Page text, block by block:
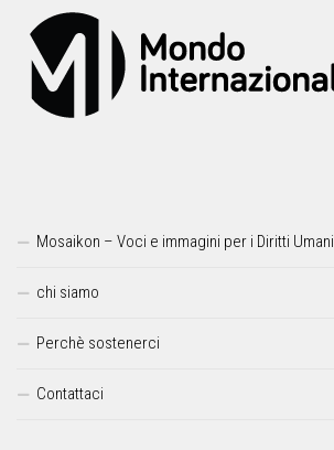
Mosaikon – Voci e immagini per i Diritti Umani
chi siamo
Perchè sostenerci
Contattaci